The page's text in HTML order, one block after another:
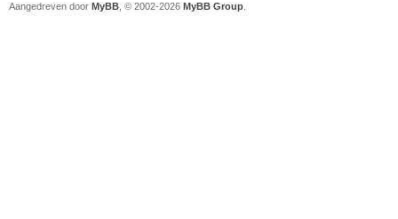
Aangedreven door MyBB , © 2002-2026 MyBB Group